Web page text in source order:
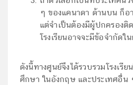
ๆ ของแคนาดา ด้านบน ก็อา
แต่จำเป็นต้องมีผู้ปกครองติ
โรงเรียนอาจจะมีข้อจำกัดใ
ดังนี้ทางศูนย์จึงได้รวบรวมโรงเรีย
ศึกษา ในอังกฤษ และประเทศอื่